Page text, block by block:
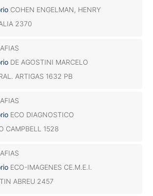
COHEN ENGELMAN, HENRY
2370
DE AGOSTINI MARCELO
ARTIGAS 1632 PB
ECO DIAGNOSTICO
CAMPBELL 1528
ECO-IMAGENES CE.M.E.I.
ABREU 2457